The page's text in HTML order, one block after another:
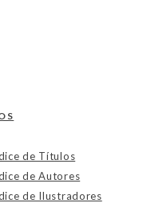
de Títulos
de Autores
de Ilustradores